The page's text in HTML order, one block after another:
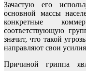
Зачастую его
основной массы
конкретные
соответствующую
значит, что такой
направляют свои
Причиной гриппа